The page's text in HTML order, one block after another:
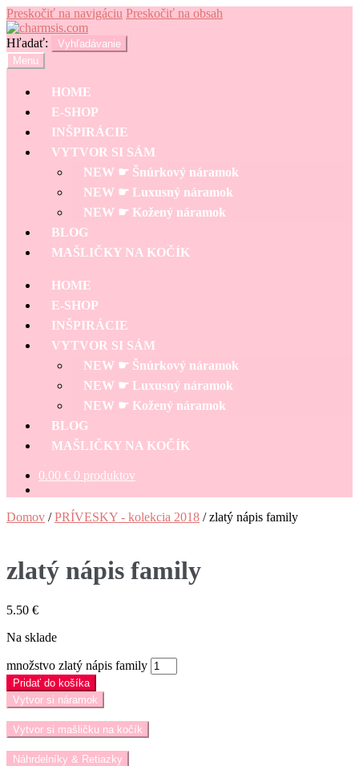
Preskočiť na navigáciu Preskočiť na obsah
Hľadať:
Vyhľadávanie
Menu
HOME
E-SHOP
INŠPIRÁCIE
VYTVOR SI SÁM
NEW ☛ Šnúrkový náramok
NEW ☛ Luxusný náramok
NEW ☛ Kožený náramok
BLOG
MAŠLIČKY NA KOČÍK
HOME
E-SHOP
INŠPIRÁCIE
VYTVOR SI SÁM
NEW ☛ Šnúrkový náramok
NEW ☛ Luxusný náramok
NEW ☛ Kožený náramok
BLOG
MAŠLIČKY NA KOČÍK
0.00 € 0 produktov
Domov /PRÍVESKY - kolekcia 2018 /zlatý nápis family
zlatý nápis family
5.50 €
Na sklade
množstvo zlatý nápis family
Pridať do košíka
Vytvor si náramok
Vytvor si mašličku na kočík
Náhrdelníky & Retiazky